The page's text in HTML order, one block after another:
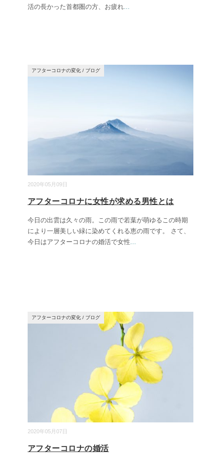
活の長かった首都圏の方、お疲れ...
2020年05月09日
アフターコロナの変化 / ブログ
アフターコロナに女性が求める男性とは
今日の出雲は久々の雨。この雨で若葉が萌ゆるこの時期
により一層美しい緑に染めてくれる恵の雨です。 さて、
今日はアフターコロナの婚活で女性...
2020年05月07日
アフターコロナの変化 / ブログ
アフターコロナの婚活